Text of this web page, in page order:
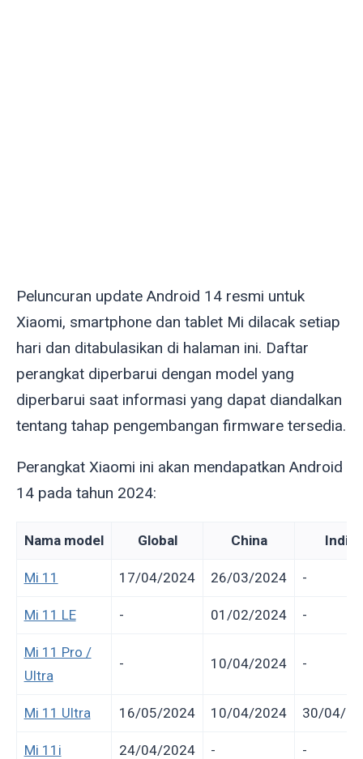
Peluncuran update Android 14 resmi untuk
Xiaomi, smartphone dan tablet Mi dilacak setiap
hari dan ditabulasikan di halaman ini. Daftar
perangkat diperbarui dengan model yang
diperbarui saat informasi yang dapat diandalkan
tentang tahap pengembangan firmware tersedia.
Perangkat Xiaomi ini akan mendapatkan Android
14 pada tahun 2024:
Nama model Global China India
Mi 11 17/04/2024 26/03/2024 -
Mi 11 LE - 01/02/2024 -
Mi 11 Pro /
Ultra
- 10/04/2024 -
Mi 11 Ultra 16/05/2024 10/04/2024 30/04/
Mi 11i 24/04/2024 - -